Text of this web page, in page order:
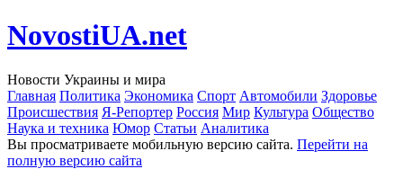
NovostiUA.net
Новости Украины и мира
Главная Политика Экономика Спорт Автомобили Здоровье
Происшествия Я-Репортер Россия Мир Культура Общество
Наука и техника Юмор Статьи Аналитика
Вы просматриваете мобильную версию сайта. Перейти на
полную версию сайта